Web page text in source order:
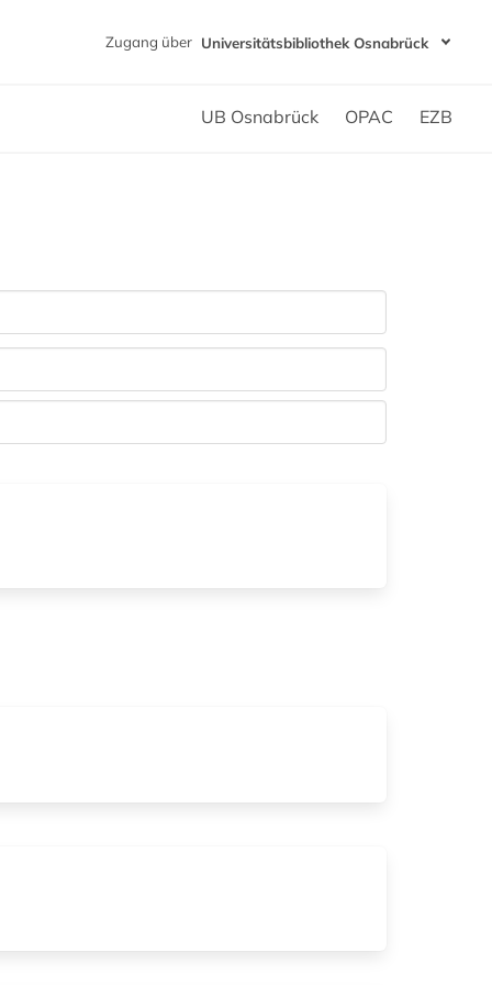
Zugang über Universitätsbibliothek Osnabrück
UB Osnabrück OPAC EZB